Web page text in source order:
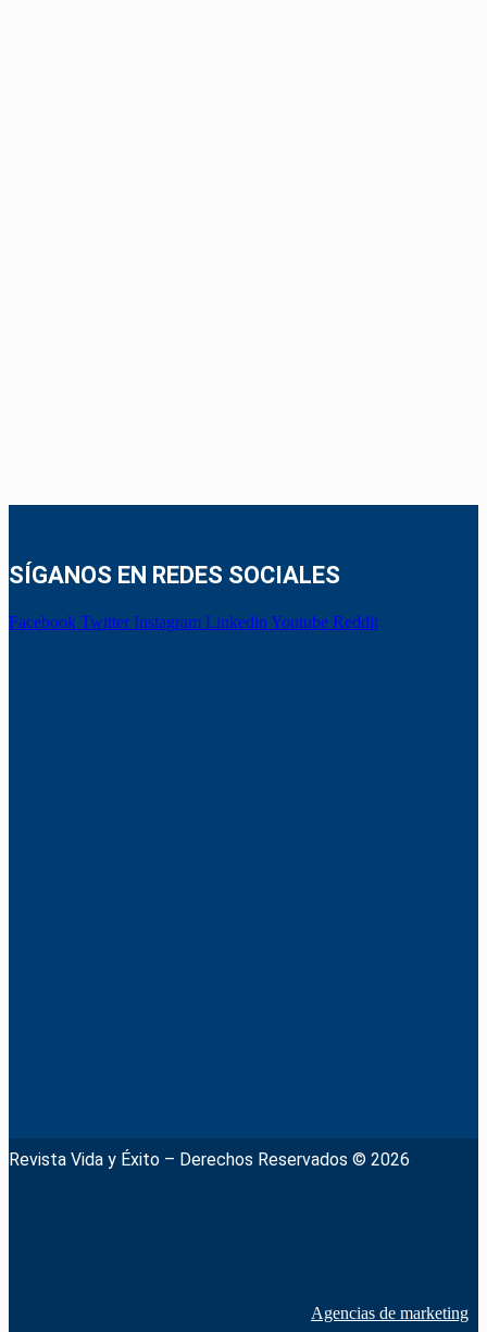
SÍGANOS EN REDES SOCIALES
Facebook Twitter Instagram Linkedin Youtube Reddit
Revista Vida y Éxito – Derechos Reservados © 2026
Agencias de marketing